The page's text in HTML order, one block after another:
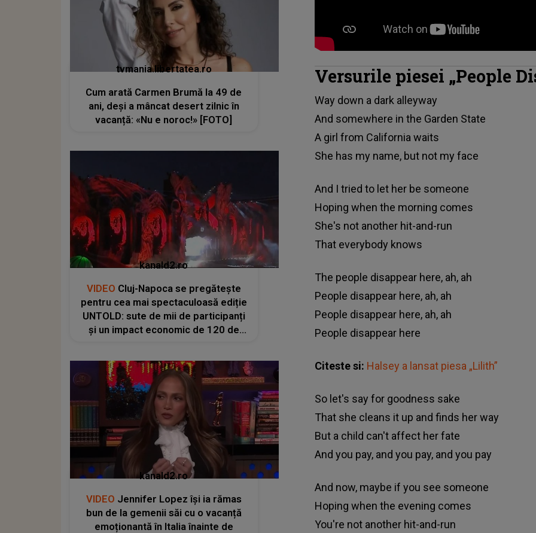
Versurile piesei „People
Way down a dark alleyway
And somewhere in the Garden State
A girl from California waits
She has my name, but not my face
And I tried to let her be someone
Hoping when the morning comes
She's not another hit-and-run
That everybody knows
The people disappear here, ah, ah
People disappear here, ah, ah
People disappear here, ah, ah
People disappear here
Citeste si: Halsey a lansat piesa „Lilith”
So let's say for goodness sake
That she cleans it up and finds her way
But a child can't affect her fate
And you pay, and you pay, and you pay
And now, maybe if you see someone
Hoping when the evening comes
You're not another hit-and-run
tvmania.libertatea.ro
Cum arată Carmen Brumă la 49 de
ani, deși a mâncat desert zilnic în
vacanță: «Nu e noroc!» [FOTO]
kanald2.ro
VIDEO Cluj-Napoca se pregătește
pentru cea mai spectaculoasă ediție
UNTOLD: sute de mii de participanți
și un impact economic de 120 de
kanald2.ro
VIDEO Jennifer Lopez își ia rămas
bun de la gemenii săi cu o vacanță
emoționantă în Italia înainte de